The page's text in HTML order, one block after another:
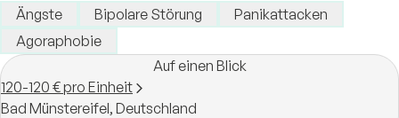
Ängste Bipolare Störung
Panikattacken
Agoraphobie
Auf einen Blick
120-120 € pro Einheit
Bad Münstereifel, Deutschland